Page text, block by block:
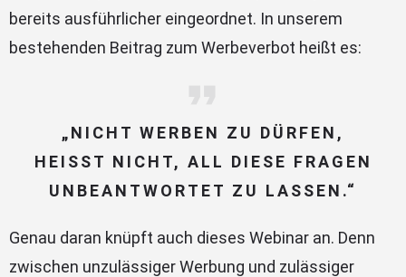
bereits ausführlicher eingeordnet. In unserem
bestehenden Beitrag zum Werbeverbot heißt es:
„NICHT WERBEN ZU DÜRFEN,
HEISST NICHT, ALL DIESE FRAGEN U
NBEANTWORTET ZU LASSEN.“
Genau daran knüpft auch dieses Webinar an. Denn
zwischen unzulässiger Werbung und zulässiger